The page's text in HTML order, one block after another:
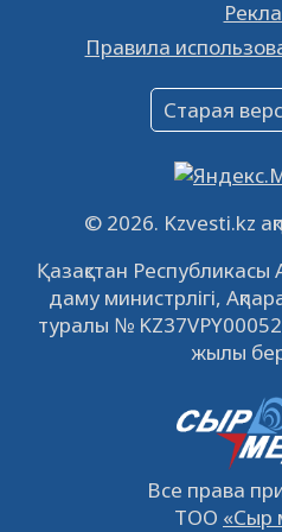
16.12.2022
Объявление
09.12.2022
Свободные рабочие
встречу с
ноября
21.11.2022
© 2026. Kzvesti.kz
Қазақстан Республикасы
даму министрлігі,
туралы №
жылы
Все права
ТОО «Сыр
Правила
Старая